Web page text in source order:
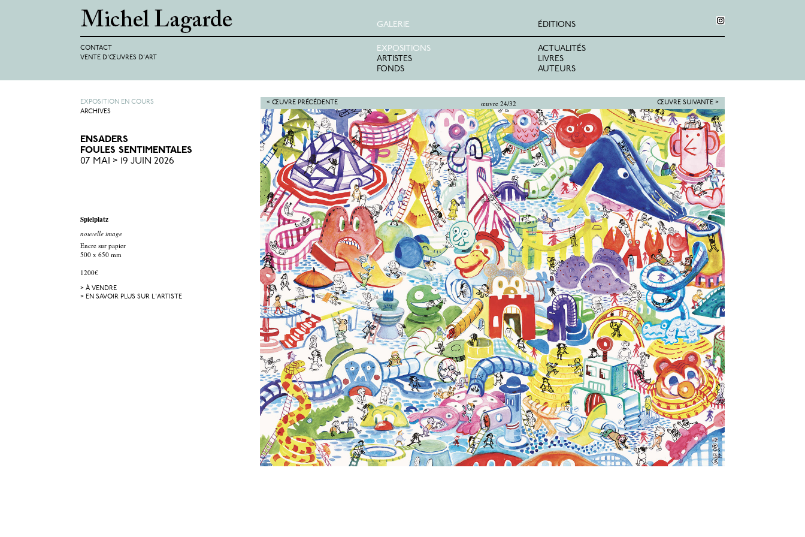
GALERIE
EXPOSITIONS
ARTISTES
FONDS
ÉDITIONS
ACTUALITÉS
LIVRES
AUTEURS
CONTACT
VENTE D'ŒUVRES D'ART
œuvre 24/32
< ŒUVRE PRÉCÉDENTE ŒUVRE SUIVANTE >
EXPOSITION EN COURS
ARCHIVES
ENSADERS
FOULES SENTIMENTALES
07 MAI > 19 JUIN 2026
Spielplatz
nouvelle image
Encre sur papier
500 x 650 mm
1200€
> À VENDRE
> EN SAVOIR PLUS SUR L'ARTISTE